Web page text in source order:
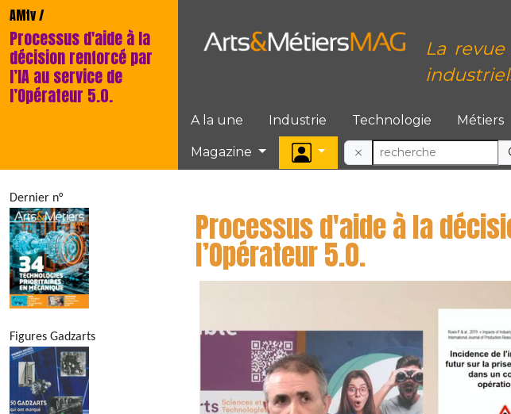
AMtv /
Processus d'aide à la
décision renforcé par
l’IA au service de
l’Opérateur 5.0.
La
A la une Industrie Technologie Métiers
Magazine
Dernier n°
Figures Gadzarts
Processus d'aide à la
l’Opérateur 5.0.